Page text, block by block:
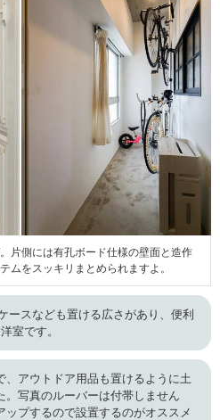
片側には有孔ボード仕様の壁面と造作
ムをスッキリまとめられますよ。
ースなども置ける広さがあり、便利
室です。
、アウトドア用品も置けるように土
。写真のルーバーは付帯しません
ップするので設置するのがオススメ